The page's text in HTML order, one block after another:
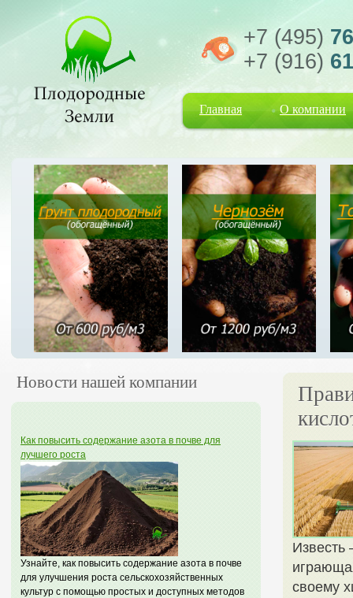
+7 (495)
+7 (916)
Главная О компании
Новости нашей компании
Как повысить содержание азота в почве для
лучшего роста
Узнайте, как повысить содержание азота в почве
для улучшения роста сельскохозяйственных
культур с помощью простых и доступных методов
Известь
своему